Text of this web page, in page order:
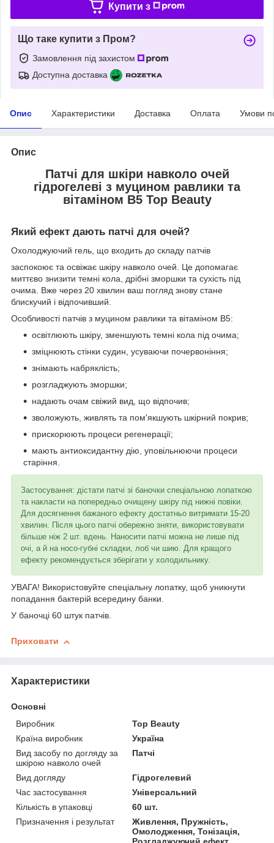
Купити з
Що таке купити з Пром?
Замовлення під захистом
Доступна доставка
Опис Характеристики Доставка Оплата Умови
Опис
Патчі для шкіри навколо очей
гідрогелеві з муцином равлики та
вітаміном В5 Top Beauty
Який ефект дають патчі для очей?
Охолоджуючий гель, що входить до складу патчів
заспокоює та освіжає шкіру навколо очей. Це допомагає
миттєво знизити темні кола, дрібні зморшки та сухість під
очима. Вже через 20 хвилин ваш погляд знову стане
блискучий і відпочивший.
Особливості патчів з муцином равлики та вітаміном В5:
освітлюють шкіру, зменшують темні кола під очима;
зміцнюють стінки судин, усуваючи почервоніння;
знімають набряклість;
розгладжують зморшки;
надають очам свіжий вид, що відпочив;
зволожують, живлять та пом'якшують шкірний покрив;
прискорюють процеси регенерації;
мають антиоксидантну дію, уповільнюючи процеси
старіння.
Застосування: дістати патчі зі баночки спеціальною лопаткою
та накласти на попередньо очищену шкіру під нижні повіки.
Для досягнення бажаного ефекту достатньо витримати 15-20
хвилин. Після цього патчі обережно зняти, використовувати
більше ніж 2 шт. вдень. Наносити патчі можна не лише під
очі, а й на носо-губні складки, лоб чи шию. Для кращого
ефекту рекомендується зберігати у холодильнику.
УВАГА! Використовуйте спеціальну лопатку, щоб уникнути
попадання бактерій всередину банки.
У баночці 60 штук патчів.
Приховати
Характеристики
Основні
Виробник
Top Beauty
Країна виробник
Україна
Вид засобу по догляду за
шкірою навколо очей
Патчі
Вид догляду
Гідрогелевий
Час застосування
Універсальний
Кількість в упаковці
60 шт.
Призначення і результат
Живлення, Пружність,
Омолодження, Тонізація,
Розгладжуючий ефект,